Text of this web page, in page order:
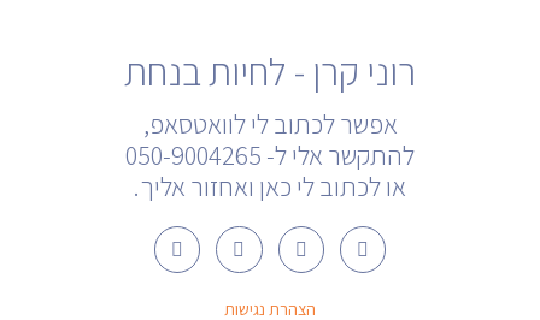
רוני קרן - לחיות בנחת
אפשר לכתוב לי לוואטסאפ,
להתקשר אלי ל- 050-9004265
או לכתוב לי כאן ואחזור אליך.
F
a
c
Y
o
u
u
W
h
a
s
U
s
e
הצהרת נגישות